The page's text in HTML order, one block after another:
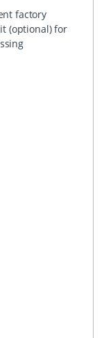
factory
(optional) for